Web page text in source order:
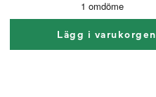
Lägg i varukorgen